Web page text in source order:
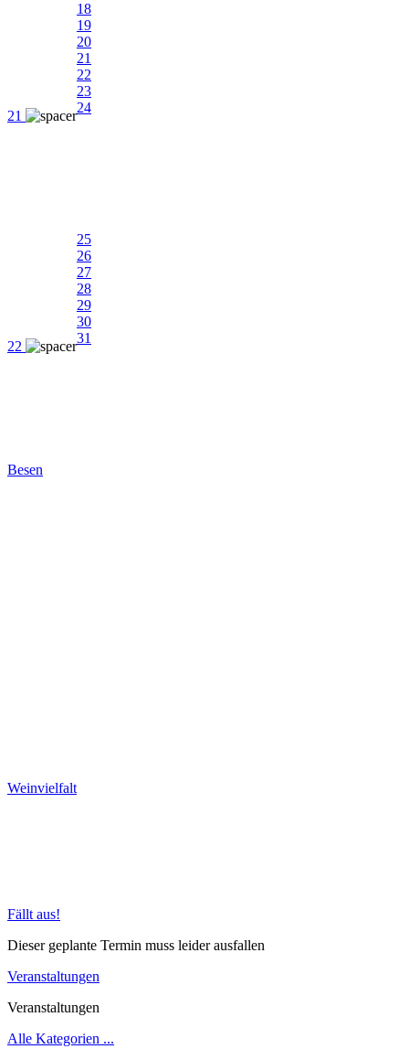
21
18
19
20
21
22
23
24
22
25
26
27
28
29
30
31
Besen
Weinvielfalt
Fällt aus!
Dieser geplante Termin muss leider ausfallen
Veranstaltungen
Veranstaltungen
Alle Kategorien ...